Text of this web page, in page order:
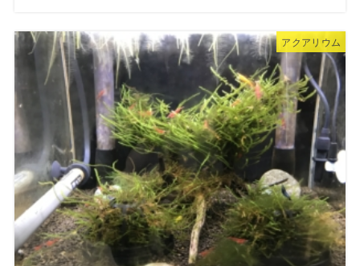
アクアリウム